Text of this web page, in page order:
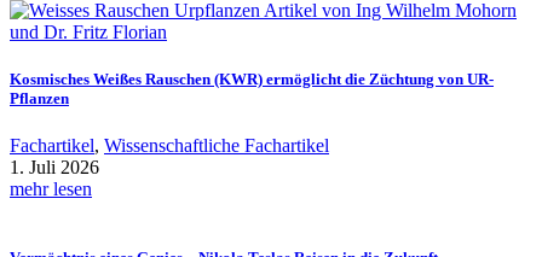
Kosmisches Weißes Rauschen (KWR) ermöglicht die Züchtung von UR-
Pflanzen
Fachartikel, Wissenschaftliche Fachartikel
1. Juli 2026
mehr lesen